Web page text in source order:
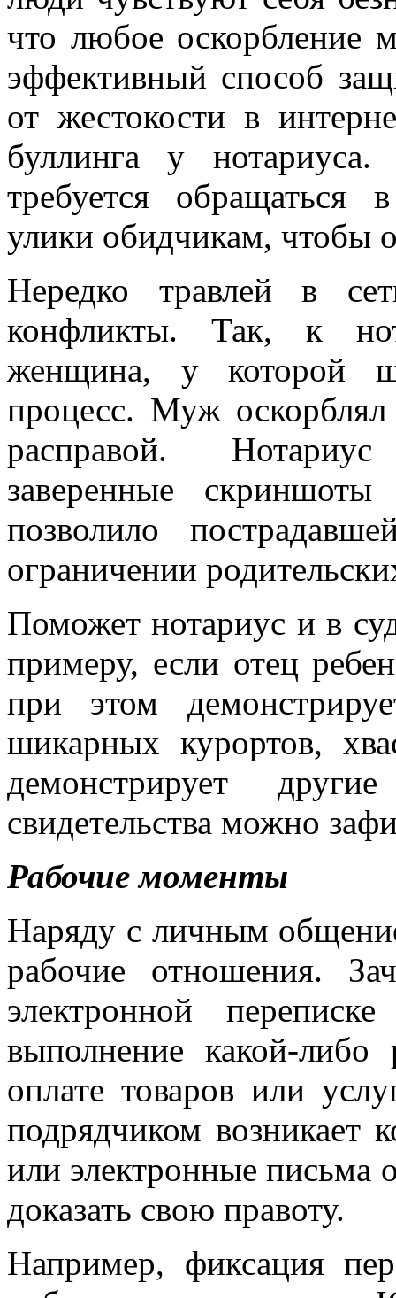
что любое оскорбление
эффективный способ
от жестокости в
буллинга у
требуется обращаться
улики обидчикам, чтобы
Нередко травлей в
конфликты. Так, к
женщина, у которой
процесс. Муж
расправой.
заверенные
позволило
ограничении
Поможет нотариус и в
примеру, если отец
при этом
шикарных курортов,
демонстрирует
свидетельства можно
Рабочие моменты
Наряду с личным
рабочие отношения.
электронной
выполнение какой-
оплате товаров или
подрядчиком возникает
или электронные письма
доказать свою правоту.
Например, фиксация